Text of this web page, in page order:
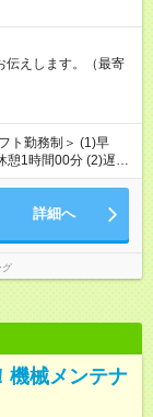
金 ◇資格取得支援あり
円） 【試用
雇用形態、給与は
伝えします。（最寄
ト勤務制＞ (1)早
間00分 (2)遅
1時間00分 ■休
17時00分 実働8時間
■夏季休暇(3日支給）
詳細へ
グ
機械メンテナ